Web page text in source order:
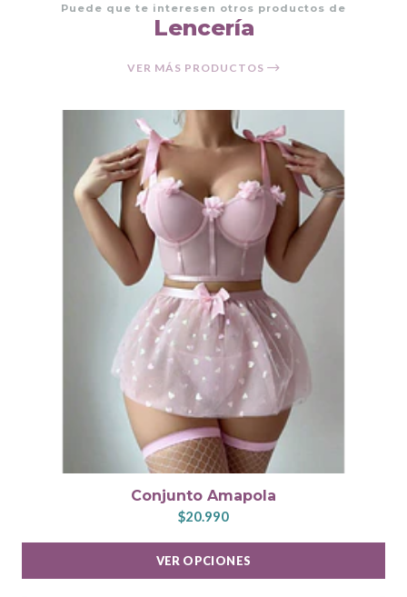
Puede que te interesen otros productos de
Lencería
VER MÁS PRODUCTOS
Conjunto Amapola
$20.990
VER OPCIONES